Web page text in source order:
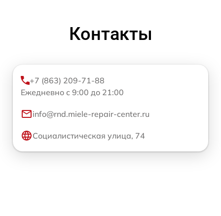
Контакты
+7 (863) 209-71-88
Ежедневно с 9:00 до 21:00
info@rnd.miele-repair-center.ru
Социалистическая улица, 74